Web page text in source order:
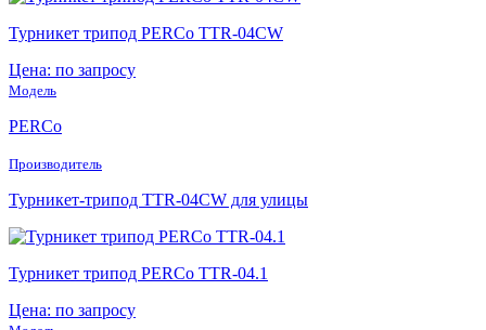
Турникет трипод PERCo TTR-04CW
Цена: по запросу
Модель
PERCo
Производитель
Турникет-трипод TTR-04CW для улицы
Турникет трипод PERCo TTR-04.1
Цена: по запросу